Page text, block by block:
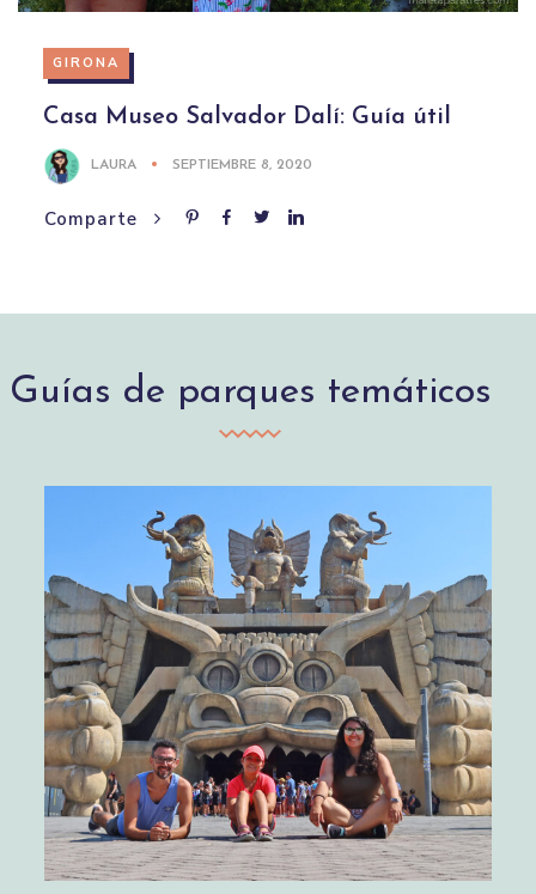
GIRONA
Casa Museo Salvador Dalí: Guía útil
LAURA SEPTIEMBRE 8, 2020
Comparte
Guías de parques temáticos